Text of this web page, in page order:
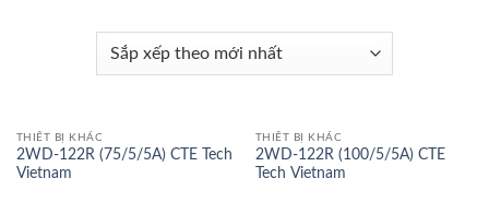
THIẾT BỊ KHÁC
2WD-122R (75/5/5A) CTE Tech
Vietnam
THIẾT BỊ KHÁC
2WD-122R (100/5/5A) CTE
Tech Vietnam